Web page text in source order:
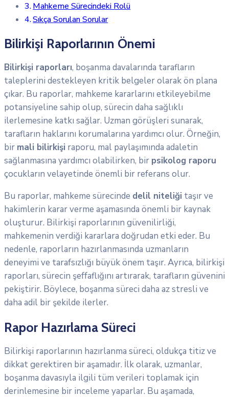
Mahkeme Sürecindeki Rolü
Sıkça Sorulan Sorular
Bilirkişi Raporlarının Önemi
Bilirkişi raporları, boşanma davalarında tarafların
taleplerini destekleyen kritik belgeler olarak ön plana
çıkar. Bu raporlar, mahkeme kararlarını etkileyebilme
potansiyeline sahip olup, sürecin daha sağlıklı
ilerlemesine katkı sağlar. Uzman görüşleri sunarak,
tarafların haklarını korumalarına yardımcı olur. Örneğin,
bir mali bilirkişi raporu, mal paylaşımında adaletin
sağlanmasına yardımcı olabilirken, bir psikolog raporu
çocukların velayetinde önemli bir referans olur.
Bu raporlar, mahkeme sürecinde delil niteliği taşır ve
hakimlerin karar verme aşamasında önemli bir kaynak
oluşturur. Bilirkişi raporlarının güvenilirliği,
mahkemenin verdiği kararlara doğrudan etki eder. Bu
nedenle, raporların hazırlanmasında uzmanların
deneyimi ve tarafsızlığı büyük önem taşır. Ayrıca, bilirkişi
raporları, sürecin şeffaflığını artırarak, tarafların güvenini
pekiştirir. Böylece, boşanma süreci daha az stresli ve
daha adil bir şekilde ilerler.
Rapor Hazırlama Süreci
Bilirkişi raporlarının hazırlanma süreci, oldukça titiz ve
dikkat gerektiren bir aşamadır. İlk olarak, uzmanlar,
boşanma davasıyla ilgili tüm verileri toplamak için
derinlemesine bir inceleme yaparlar. Bu aşamada,